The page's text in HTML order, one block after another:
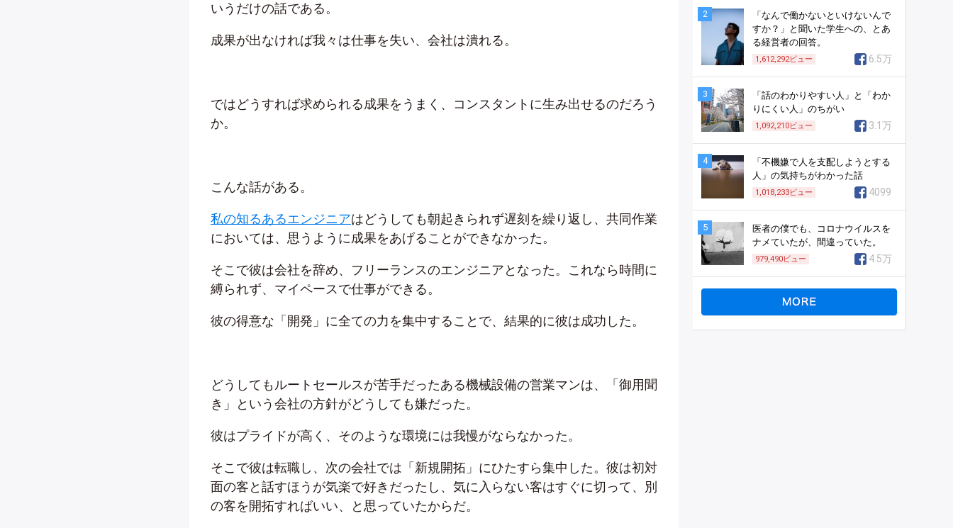
いうだけの話である。
成果が出なければ我々は仕事を失い、会社は潰れる。
ではどうすれば求められる成果をうまく、コンスタントに生み出せるのだろう
か。
こんな話がある。
私の知るあるエンジニアはどうしても朝起きられず遅刻を繰り返し、共同作業
においては、思うように成果をあげることができなかった。
そこで彼は会社を辞め、フリーランスのエンジニアとなった。これなら時間に
縛られず、マイペースで仕事ができる。
彼の得意な「開発」に全ての力を集中することで、結果的に彼は成功した。
どうしてもルートセールスが苦手だったある機械設備の営業マンは、「御用聞
き」という会社の方針がどうしても嫌だった。
彼はプライドが高く、そのような環境には我慢がならなかった。
そこで彼は転職し、次の会社では「新規開拓」にひたすら集中した。彼は初対
面の客と話すほうが気楽で好きだったし、気に入らない客はすぐに切って、別
の客を開拓すればいい、と思っていたからだ。
2
「なんで働かないといけないんで
すか？」と聞いた学生への、とあ
る経営者の回答。
1,612,292ビュー 6.5万
3
「話のわかりやすい人」と「わか
りにくい人」のちがい
1,092,210ビュー 3.1万
4
「不機嫌で人を支配しようとする
人」の気持ちがわかった話
1,018,233ビュー 4099
5
医者の僕でも、コロナウイルスを
ナメていたが、間違っていた。
979,490ビュー 4.5万